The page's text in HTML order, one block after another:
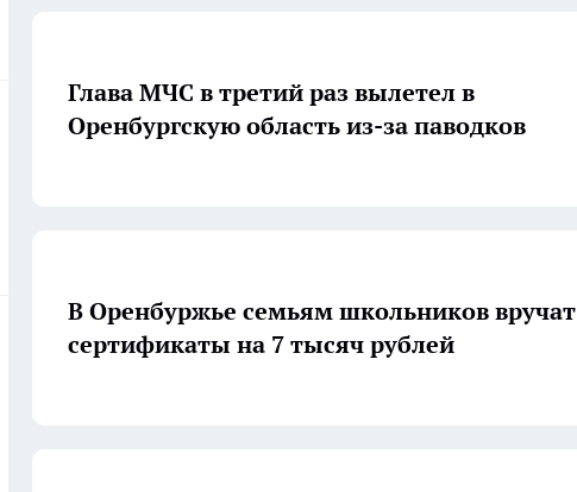
Глава МЧС в третий раз вылетел в
Оренбургскую область из-за паводков
В Оренбуржье семьям школьников вручат
сертификаты на 7 тысяч рублей